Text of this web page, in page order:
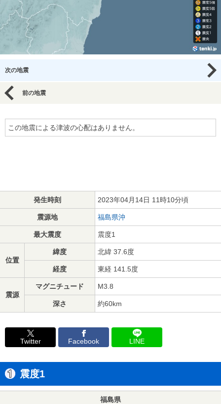
次の地震
前の地震
この地震による津波の心配はありません。
発生時刻 2023年04月14日 11時10分頃
震源地 福島県沖
最大震度 震度1
位置
緯度 北緯 37.6度
経度 東経 141.5度
震源
マグニチュード M3.8
深さ 約60km
Twitter Facebook LINE
震度1
福島県